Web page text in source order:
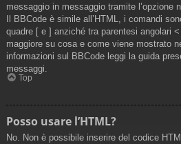
messaggio in messaggio tramite l’opzione
Il BBCode è simile all’HTML, i comandi
quadre [ e ] anziché tra parentesi angolari
maggiore su cosa e come viene mostrato
informazioni sul BBCode leggi la guida
messaggi.
Top
Posso usare l’HTML?
No. Non è possibile inserire del codice